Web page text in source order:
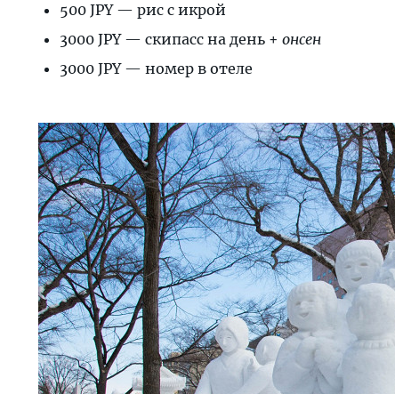
500 JPY — рис с икрой
3000 JPY — скипасс на день + онсен
3000 JPY — номер в отеле